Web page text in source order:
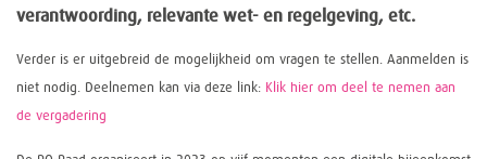
verantwoording, relevante wet- en regelgeving, etc.
Verder is er uitgebreid de mogelijkheid om vragen te stellen. Aanmelden is
niet nodig. Deelnemen kan via deze link: Klik hier om deel te nemen aan
de vergadering